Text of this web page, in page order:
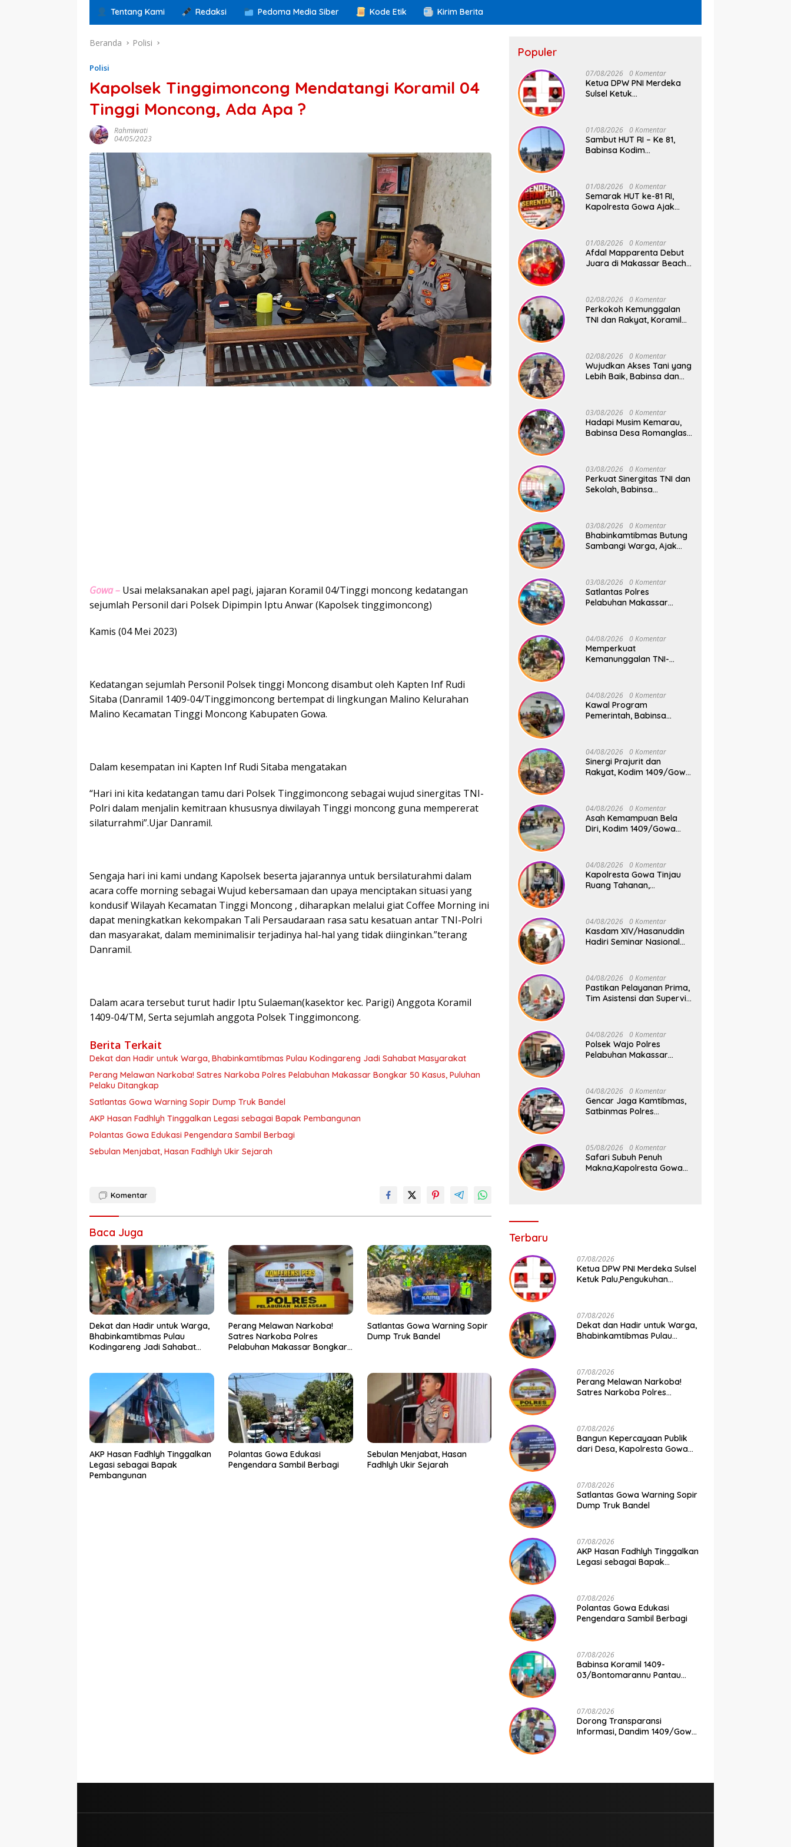
Tentang Kami Redaksi Pedoma Media Siber Kode Etik Kirim Berita
Beranda Polisi
Polisi
Kapolsek Tinggimoncong Mendatangi Koramil 04
Tinggi Moncong, Ada Apa ?
Rahmiwati
04/05/2023
Gowa – Usai melaksanakan apel pagi, jajaran Koramil 04/Tinggi moncong kedatangan
sejumlah Personil dari Polsek Dipimpin Iptu Anwar (Kapolsek tinggimoncong)
Kamis (04 Mei 2023)
Kedatangan sejumlah Personil Polsek tinggi Moncong disambut oleh Kapten Inf Rudi
Sitaba (Danramil 1409-04/Tinggimoncong bertempat di lingkungan Malino Kelurahan
Malino Kecamatan Tinggi Moncong Kabupaten Gowa.
Dalam kesempatan ini Kapten Inf Rudi Sitaba mengatakan
“Hari ini kita kedatangan tamu dari Polsek Tinggimoncong sebagai wujud sinergitas TNI-
Polri dalam menjalin kemitraan khususnya diwilayah Tinggi moncong guna mempererat
silaturrahmi”.Ujar Danramil.
Sengaja hari ini kami undang Kapolsek beserta jajarannya untuk bersilaturahmi dalam
acara coffe morning sebagai Wujud kebersamaan dan upaya menciptakan situasi yang
kondusif Wilayah Kecamatan Tinggi Moncong , diharapkan melalui giat Coffee Morning ini
dapat meningkatkan kekompakan Tali Persaudaraan rasa satu kesatuan antar TNI-Polri
dan masyarakat, dalam meminimalisir terjadinya hal-hal yang tidak diinginkan.”terang
Danramil.
Dalam acara tersebut turut hadir Iptu Sulaeman(kasektor kec. Parigi) Anggota Koramil
1409-04/TM, Serta sejumlah anggota Polsek Tinggimoncong.
Berita Terkait
Dekat dan Hadir untuk Warga, Bhabinkamtibmas Pulau Kodingareng Jadi Sahabat Masyarakat
Perang Melawan Narkoba! Satres Narkoba Polres Pelabuhan Makassar Bongkar 50 Kasus, Puluhan
Pelaku Ditangkap
Satlantas Gowa Warning Sopir Dump Truk Bandel
AKP Hasan Fadhlyh Tinggalkan Legasi sebagai Bapak Pembangunan
Polantas Gowa Edukasi Pengendara Sambil Berbagi
Sebulan Menjabat, Hasan Fadhlyh Ukir Sejarah
Komentar
Baca Juga
Dekat dan Hadir untuk Warga,
Bhabinkamtibmas Pulau
Kodingareng Jadi Sahabat
Perang Melawan Narkoba!
Satres Narkoba Polres
Pelabuhan Makassar Bongkar
Satlantas Gowa Warning Sopir
Dump Truk Bandel
AKP Hasan Fadhlyh Tinggalkan
Legasi sebagai Bapak
Pembangunan
Polantas Gowa Edukasi
Pengendara Sambil Berbagi
Sebulan Menjabat, Hasan
Fadhlyh Ukir Sejarah
Populer
07/08/2026 0 Komentar
Ketua DPW PNI Merdeka
Sulsel Ketuk
2026
01/08/2026 0 Komentar
Sambut HUT RI – Ke 81,
Babinsa Kodim
Kedisiplinan Calon
Paskibraka Kecamatan
Bontonompo
01/08/2026 0 Komentar
Semarak HUT ke-81 RI,
Kapolresta Gowa Ajak
01/08/2026 0 Komentar
Afdal Mapparenta Debut
Juara di Makassar Beach
02/08/2026 0 Komentar
Perkokoh Kemunggalan
TNI dan Rakyat, Koramil
02/08/2026 0 Komentar
Wujudkan Akses Tani yang
Lebih Baik, Babinsa dan
Swadaya
03/08/2026 0 Komentar
Hadapi Musim Kemarau,
Babinsa Desa Romanglasa
Kesehatan
03/08/2026 0 Komentar
Perkuat Sinergitas TNI dan
Sekolah, Babinsa
Center Malakaji
03/08/2026 0 Komentar
Bhabinkamtibmas Butung
Sambangi Warga, Ajak
03/08/2026 0 Komentar
Satlantas Polres
Pelabuhan Makassar
Aman dan Lancar
04/08/2026 0 Komentar
Memperkuat
Kemanunggalan TNI-
Gelar Karya Bakti
Bersama Pemdes Jipang
04/08/2026 0 Komentar
Kawal Program
Pemerintah, Babinsa
Tetebatu Pantau
Penyaluran Makan Bergizi
Gratis di SD Inpres
Biringkaloro
04/08/2026 0 Komentar
Sinergi Prajurit dan
Rakyat, Kodim 1409/Gowa
V di Dua Lokasi Vital
04/08/2026 0 Komentar
Asah Kemampuan Bela
Diri, Kodim 1409/Gowa
Profesionalisme Prajurit
04/08/2026 0 Komentar
Kapolresta Gowa Tinjau
Ruang Tahanan,
04/08/2026 0 Komentar
Kasdam XIV/Hasanuddin
Hadiri Seminar Nasional
Desa
04/08/2026 0 Komentar
Pastikan Pelayanan Prima,
Tim Asistensi dan Supervisi
Samapta dan Command
Center Polresta Gowa
04/08/2026 0 Komentar
Polsek Wajo Polres
Pelabuhan Makassar
Rawan Cegah Kejahatan
04/08/2026 0 Komentar
Gencar Jaga Kamtibmas,
Satbinmas Polres
Pelabuhan Paotere
05/08/2026 0 Komentar
Safari Subuh Penuh
Makna,Kapolresta Gowa
Terbaru
07/08/2026
Ketua DPW PNI Merdeka Sulsel
Ketuk Palu,Pengukuhan
07/08/2026
Dekat dan Hadir untuk Warga,
Bhabinkamtibmas Pulau
07/08/2026
Perang Melawan Narkoba!
Satres Narkoba Polres
Ditangkap
07/08/2026
Bangun Kepercayaan Publik
dari Desa, Kapolresta Gowa
Jajaran Polresta Gowa
07/08/2026
Satlantas Gowa Warning Sopir
Dump Truk Bandel
07/08/2026
AKP Hasan Fadhlyh Tinggalkan
Legasi sebagai Bapak
07/08/2026
Polantas Gowa Edukasi
Pengendara Sambil Berbagi
07/08/2026
Babinsa Koramil 1409-
03/Bontomarannu Pantau
Pattallassang
07/08/2026
Dorong Transparansi
Informasi, Dandim 1409/Gowa